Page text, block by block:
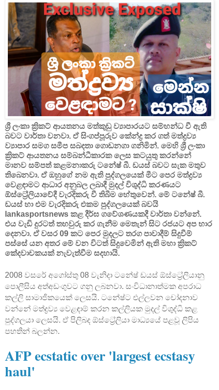
ශ්‍රී ලංකා ක්‍රිකට් ආයතනය මත්කුඩු ව්‍යාපාරයට සම්භන්ධ වී ඇති
බවට වාර්තා වනවා. ඒ සිංගප්පූරුව කේන්ද්‍ර කර ගත් මත්ද්‍රව්‍ය
ව්‍යාපාර සමග සමීප සබදතා ගොඩනගා ගනිමින්. මෙහි ශ්‍රී ලංකා
ක්‍රිකට් ආයතනය සම්බන්ධීකාරක ලෙස කටයුතු කරන්නේ
මානව සම්පත් කළමනාකරු ටනේෂ් බී. ඩයස් බවට සැක මතුව
තිබෙනවා. ඒ ඔහුගේ නම ඇති පුද්ගලයෙක් මීට පෙර මත්ද්‍රව්‍ය
වෙළඳාමට ආධාර අනුබල ලබාදී මුදල් විශුද්ධි කරණයට
ඕස්ට්‍රේලියාවේදී වැරදිකරු වී තිබීම හේතුවෙන්. මේ ටනේෂ් බී.
ඩයස් හා එම වැරදිකරු එකම පුද්ගලයෙක් බවයි
lankasportsnews කළ දීර්ඝ ගවේශණයකදී වාර්තා වන්නේ.
එය වැඩි දුරටත් තහවුරු කර ගැනීම මෙතැන් සිට රජයට අප භාර
දෙනවා. ඒ වසර 09 කට පෙර මුදලට තරග පාවාදීම් සිදුවීම්
පස්සේ යන අතර මේ වන විටත් සිදුවෙමින් ඇති මහා ක්‍රිකට්
කේදවාචකයක් නැවැත්වීම සදහායි.
2008 වසරේ අගෝස්තු 08 වැනිදා ටනේෂ් ඩයස් ඕස්ට්‍රේලියානු
පොලීසිය අත්අඩංගුවට ගනු ලබනවා. සංවිධානාත්මක අපරාධ
කල්ලි සාමාජිකයෙක් ලෙසයි. ටනේෂ්ට එල්ලවන චෝදනාව
වන්නේ මත්ද්‍රව්‍ය වෙළඳාම් කරන කල්ලියක මුදල් විශුද්ධි කළ
පුද්ගලයා ලෙසයි. ඒ පිලිබද ඕස්ට්‍රේලියා මාධ්‍යයේ පළවූ ලිපිය
පහතින් බලන්න.
AFP ecstatic over 'largest ecstasy
haul'